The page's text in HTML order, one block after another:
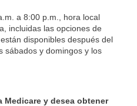
a 8:00 p.m., hora local
incluidas las opciones de
disponibles después del
sábados y domingos y los
Medicare y desea obtener